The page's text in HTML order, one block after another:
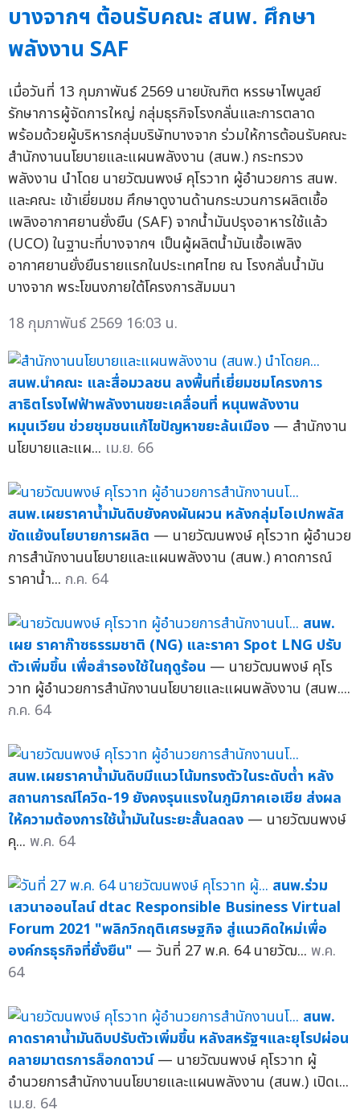
บางจากฯ ต้อนรับคณะ สนพ. ศึกษา
พลังงาน SAF
เมื่อวันที่ 13 กุมภาพันธ์ 2569 นายบัณฑิต หรรษาไพบูลย์
รักษาการผู้จัดการใหญ่ กลุ่มธุรกิจโรงกลั่นและการตลาด
พร้อมด้วยผู้บริหารกลุ่มบริษัทบางจาก ร่วมให้การต้อนรับคณะ
สำนักงานนโยบายและแผนพลังงาน (สนพ.) กระทรวง
พลังงาน นำโดย นายวัฒนพงษ์ คุโรวาท ผู้อำนวยการ สนพ.
และคณะ เข้าเยี่ยมชม ศึกษาดูงานด้านกระบวนการผลิตเชื้อ
เพลิงอากาศยานยั่งยืน (SAF) จากน้ำมันปรุงอาหารใช้แล้ว
(UCO) ในฐานะที่บางจากฯ เป็นผู้ผลิตน้ำมันเชื้อเพลิง
อากาศยานยั่งยืนรายแรกในประเทศไทย ณ โรงกลั่นน้ำมัน
บางจาก พระโขนงภายใต้โครงการสัมมนา
18 กุมภาพันธ์ 2569 16:03 น.
สนพ.นำคณะ และสื่อมวลชน ลงพื้นที่เยี่ยมชมโครงการ
สาธิตโรงไฟฟ้าพลังงานขยะเคลื่อนที่ หนุนพลังงาน
หมุนเวียน ช่วยชุมชนแก้ไขปัญหาขยะล้นเมือง — สำนักงาน
นโยบายและแผ... เม.ย. 66
สนพ.เผยราคาน้ำมันดิบยังคงผันผวน หลังกลุ่มโอเปกพลัส
ขัดแย้งนโยบายการผลิต — นายวัฒนพงษ์ คุโรวาท ผู้อำนวย
การสำนักงานนโยบายและแผนพลังงาน (สนพ.) คาดการณ์
ราคาน้ำ... ก.ค. 64
สนพ.
เผย ราคาก๊าซธรรมชาติ (NG) และราคา Spot LNG ปรับ
ตัวเพิ่มขึ้น เพื่อสำรองใช้ในฤดูร้อน — นายวัฒนพงษ์ คุโร
วาท ผู้อำนวยการสำนักงานนโยบายและแผนพลังงาน (สนพ....
ก.ค. 64
สนพ.เผยราคาน้ำมันดิบมีแนวโน้มทรงตัวในระดับต่ำ หลัง
สถานการณ์โควิด-19 ยังคงรุนแรงในภูมิภาคเอเชีย ส่งผล
ให้ความต้องการใช้น้ำมันในระยะสั้นลดลง — นายวัฒนพงษ์
คุ... พ.ค. 64
สนพ.ร่วม
เสวนาออนไลน์ dtac Responsible Business Virtual
Forum 2021 "พลิกวิกฤติเศรษฐกิจ สู่แนวคิดใหม่เพื่อ
องค์กรธุรกิจที่ยั่งยืน" — วันที่ 27 พ.ค. 64 นายวัฒ... พ.ค.
64
สนพ.
คาดราคาน้ำมันดิบปรับตัวเพิ่มขึ้น หลังสหรัฐฯและยุโรปผ่อน
คลายมาตรการล็อกดาวน์ — นายวัฒนพงษ์ คุโรวาท ผู้
อำนวยการสำนักงานนโยบายและแผนพลังงาน (สนพ.) เปิดเ...
เม.ย. 64